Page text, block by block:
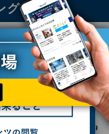
グ
める」社員の増加
職"の次は「黙っ